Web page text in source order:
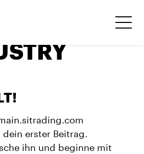
dein erster Beitrag.
ihn und beginne mit